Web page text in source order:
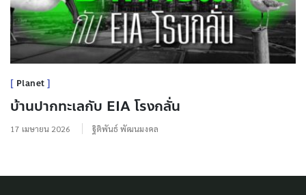
Planet
บ้านปากทะเลกับ EIA โรงกลั่น
17 เมษายน 2026 ฐิติพันธ์ พัฒนมงคล